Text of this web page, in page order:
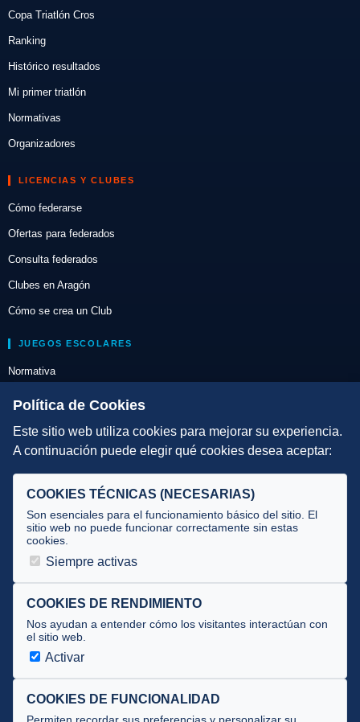
Copa Triatlón Cros
Ranking
Histórico resultados
Mi primer triatlón
Normativas
Organizadores
LICENCIAS Y CLUBES
Cómo federarse
Ofertas para federados
Consulta federados
Clubes en Aragón
Cómo se crea un Club
JUEGOS ESCOLARES
Normativa
Escuelas de Triatlón
DIRECCIÓN TÉCNICA
Selecciones
Tecnificación
JUECES Y OFICIALES
Documentos
Cursos
Circulares oficiales
Convocatorias y Equipaciones
Política de Cookies
Este sitio web utiliza cookies para mejorar su experiencia.
A continuación puede elegir qué cookies desea aceptar:
COOKIES TÉCNICAS (NECESARIAS)
Son esenciales para el funcionamiento básico del sitio. El
sitio web no puede funcionar correctamente sin estas
cookies.
Siempre activas
COOKIES DE RENDIMIENTO
Nos ayudan a entender cómo los visitantes interactúan con
el sitio web.
Activar
COOKIES DE FUNCIONALIDAD
Permiten recordar sus preferencias y personalizar su